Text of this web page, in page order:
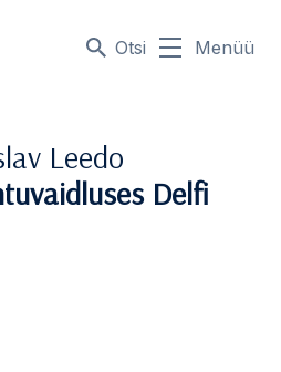
Otsi Menüü
Leedo
Delfi